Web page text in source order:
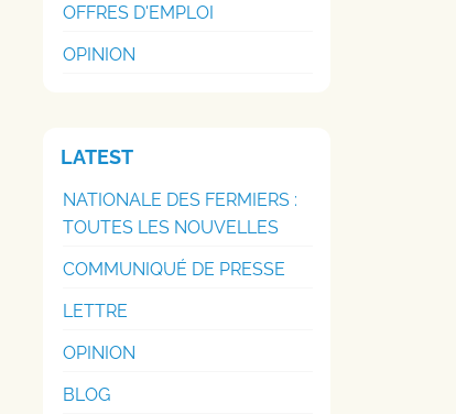
OFFRES D'EMPLOI
OPINION
LATEST
NATIONALE DES FERMIERS :
TOUTES LES NOUVELLES
COMMUNIQUÉ DE PRESSE
LETTRE
OPINION
BLOG